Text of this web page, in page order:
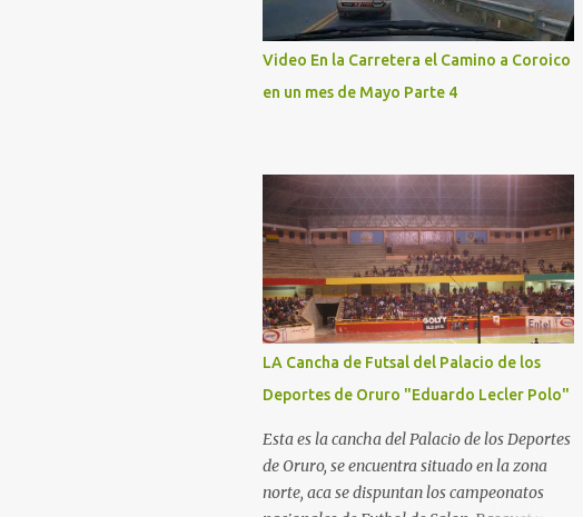
Video En la Carretera el Camino a Coroico
en un mes de Mayo Parte 4
LA Cancha de Futsal del Palacio de los
Deportes de Oruro "Eduardo Lecler Polo"
Esta es la cancha del Palacio de los Deportes
de Oruro, se encuentra situado en la zona
norte, aca se dispuntan los campeonatos